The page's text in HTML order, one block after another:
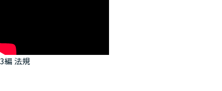
3編 法規